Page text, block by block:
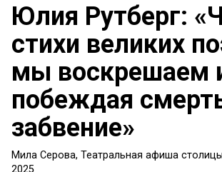
Юлия Рутберг:
стихи великих
мы воскрешаем
побеждая
забвение»
Мила Серова, Театральная афиша
2025